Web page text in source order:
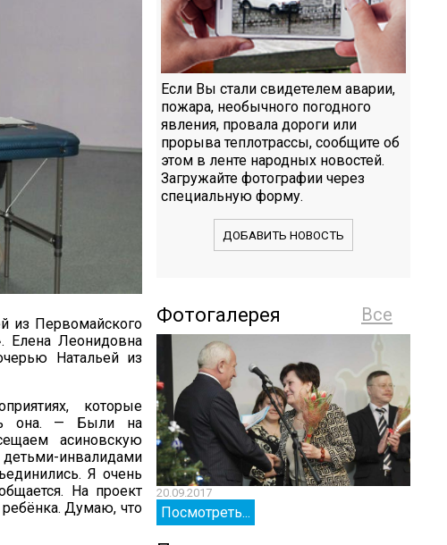
из Первомайского
Елена Леонидовна
Натальей из
которые
она. — Были на
асиновскую
инвалидами
Я очень
На проект
ребёнка. Думаю, что
Если Вы стали свидетелем аварии,
пожара, необычного погодного
явления, провала дороги или
прорыва теплотрассы, сообщите об
этом в ленте народных новостей.
Загружайте фотографии через
специальную форму.
ДОБАВИТЬ НОВОСТЬ
Все
Фотогалерея
20.09.2017
Посмотреть...